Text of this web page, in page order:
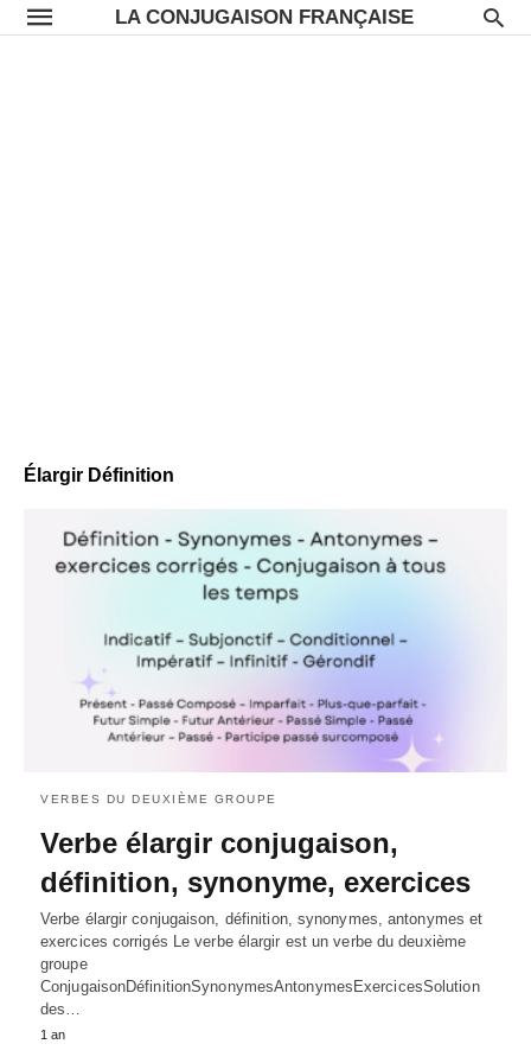
LA CONJUGAISON FRANÇAISE
Élargir Définition
VERBES DU DEUXIÈME GROUPE
Verbe élargir conjugaison,
définition, synonyme, exercices
Verbe élargir conjugaison, définition, synonymes, antonymes et
exercices corrigés Le verbe élargir est un verbe du deuxième
groupe
ConjugaisonDéfinitionSynonymesAntonymesExercicesSolution
des…
1 an